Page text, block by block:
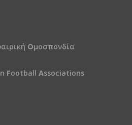
Ομοσπονδία
Football Associations